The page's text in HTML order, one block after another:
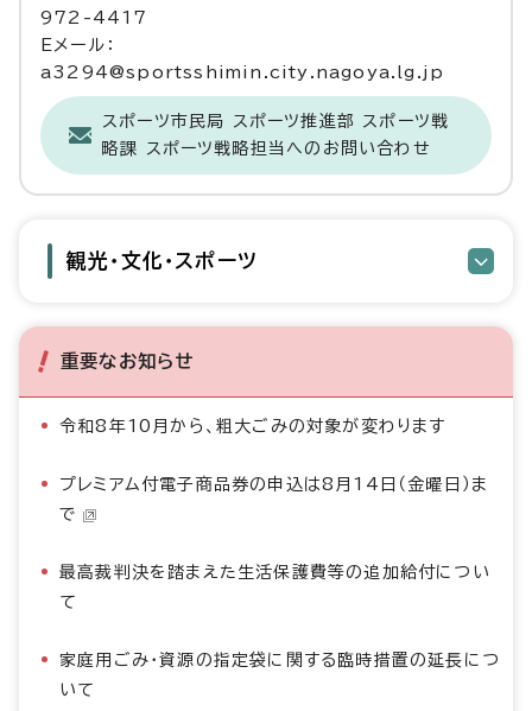
972-4417
Eメール：
a3294@sportsshimin.city.nagoya.lg.jp
スポーツ市民局 スポーツ推進部 スポーツ戦
略課 スポーツ戦略担当へのお問い合わせ
観光・文化・スポーツ
重要なお知らせ
令和8年10月から、粗大ごみの対象が変わります
プレミアム付電子商品券の申込は8月14日（金曜日）ま
で
最高裁判決を踏まえた生活保護費等の追加給付につい
て
家庭用ごみ・資源の指定袋に関する臨時措置の延長につ
いて